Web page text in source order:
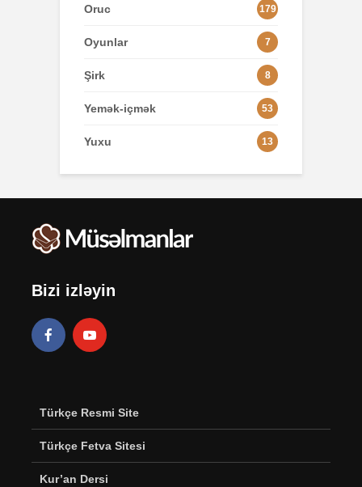
Oruc 179
Oyunlar 7
Şirk 8
Yemək-içmək 53
Yuxu 13
Bizi izləyin
Türkçe Resmi Site
Türkçe Fetva Sitesi
Kur’an Dersi